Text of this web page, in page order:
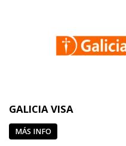
GALICIA VISA
MÁS INFO